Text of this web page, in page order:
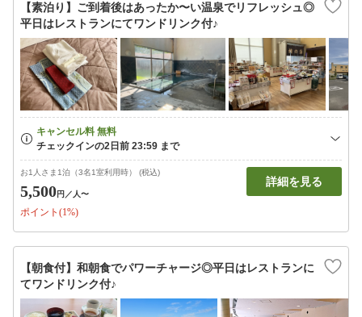
【素泊り】ご到着後はあったか〜い温泉でリフレッシュ◎
平日はレストランにてワンドリンク付♪
お1人さま1泊（3名1室利用時） (税込)
5,500円 ／人〜
ポイント(1%)
詳細を見る
【朝食付】和朝食でパワーチャージ◎平日はレストランに
てワンドリンク付♪